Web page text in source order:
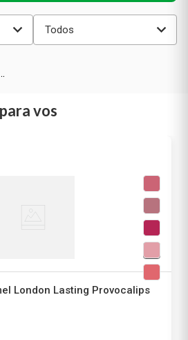
Todos
vos
London Lasting Provocalips